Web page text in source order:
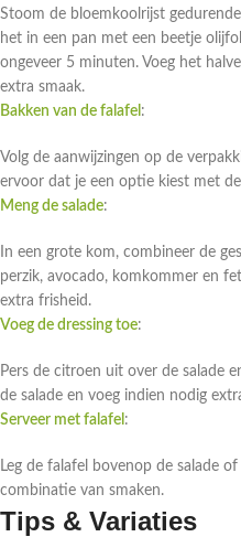
Stoom de bloemkoolrijst
het in een pan met een beetje
ongeveer 5 minuten. Voeg het
extra smaak.
Bakken van de falafel :
Volg de aanwijzingen op de
ervoor dat je een optie kiest met
Meng de salade:
In een grote kom, combineer de
perzik, avocado, komkommer en
extra frisheid.
Voeg de dressing toe:
Pers de citroen uit over de salade
de salade en voeg indien nodig
Serveer met falafel :
Leg de falafel bovenop de salade
combinatie van smaken.
Tips & Variaties